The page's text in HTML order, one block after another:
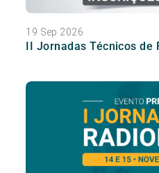
19 Sep 2026
II Jornadas Técnicos de